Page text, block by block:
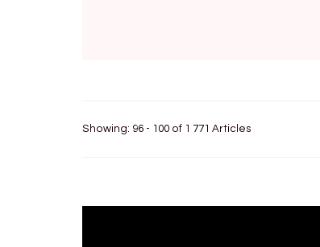
Showing: 96 - 100 of 1 771 Articles